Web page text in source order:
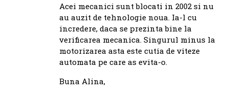
Buna Alina,
Acei mecanici sunt blocati in 2002 si nu
au auzit de tehnologie noua. Ia-l cu
incredere, daca se prezinta bine la
verificarea mecanica. Singurul minus la
motorizarea asta este cutia de viteze
automata pe care as evita-o.